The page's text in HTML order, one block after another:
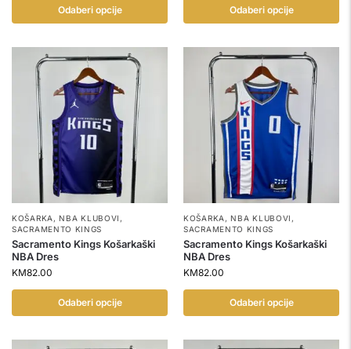
Odaberi opcije Odaberi opcije
KOŠARKA ,NBA KLUBOVI ,
SACRAMENTO KINGS
Sacramento Kings Košarkaški
NBA Dres
KM82.00
Odaberi opcije
KOŠARKA ,NBA KLUBOVI ,
SACRAMENTO KINGS
Sacramento Kings Košarkaški
NBA Dres
KM82.00
Odaberi opcije